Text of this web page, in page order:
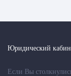
Юридический
Если Вы